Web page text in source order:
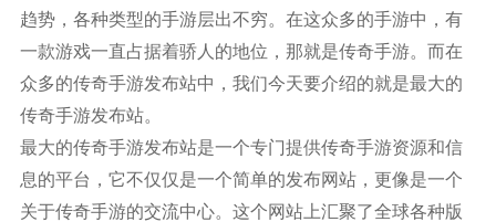
趋势，各种类型的手游层出不穷。在这众多的手游中，有
一款游戏一直占据着骄人的地位，那就是传奇手游。而在
众多的传奇手游发布站中，我们今天要介绍的就是最大的
传奇手游发布站。
最大的传奇手游发布站是一个专门提供传奇手游资源和信
息的平台，它不仅仅是一个简单的发布网站，更像是一个
关于传奇手游的交流中心。这个网站上汇聚了全球各种版